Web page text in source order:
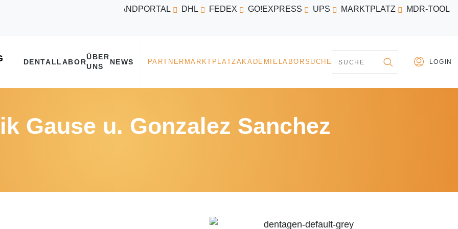
VERSANDPORTAL DHL FEDEX GO!EXPRESS UPS MARKTPLATZ MDR-TOOL
Gause u. Gonzalez Sanchez